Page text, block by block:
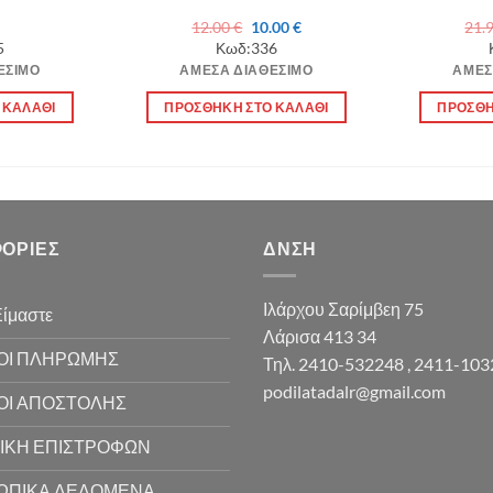
12.00€ Original
price
was:
12.00 €.
10.00€Η
είναι:
10.00 €.
Κωδ:336
ΆΜΕΣΑ ΔΙΑΘΈΣΙΜΟ
ΠΡΟΣΘΉΚΗ ΣΤΟ ΚΑΛΆΘΙ
ΠΛΗΡΩΜΗΣ
ΑΠΟΣΤΟΛΗΣ
ΕΠΙΣΤΡΟΦΩΝ
ΔΝΣΗ
Ιλάρχου Σαρίμβεη 75
Λάρισα 413 34
Τηλ. 2410-532248 , 2411-
podilatadalr@gmail.com